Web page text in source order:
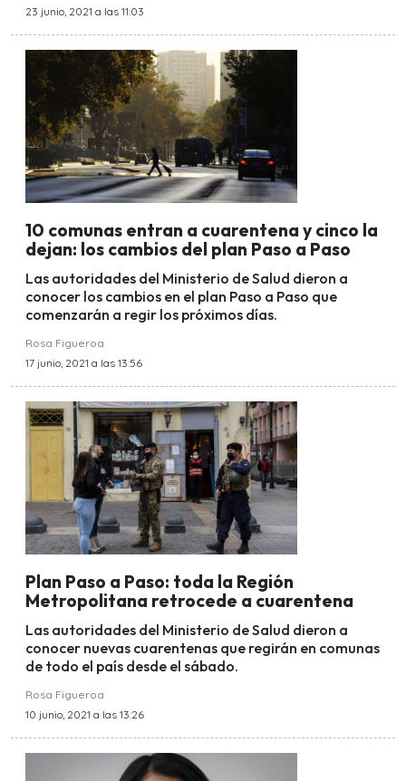
23 junio, 2021 a las 11:03
10 comunas entran a cuarentena y cinco la
dejan: los cambios del plan Paso a Paso
Las autoridades del Ministerio de Salud dieron a
conocer los cambios en el plan Paso a Paso que
comenzarán a regir los próximos días.
Rosa Figueroa
17 junio, 2021 a las 13:56
Plan Paso a Paso: toda la Región
Metropolitana retrocede a cuarentena
Las autoridades del Ministerio de Salud dieron a
conocer nuevas cuarentenas que regirán en comunas
de todo el país desde el sábado.
Rosa Figueroa
10 junio, 2021 a las 13:26